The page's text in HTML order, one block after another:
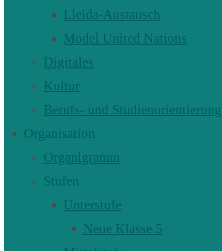
Lleida-Austausch
Model United Nations
Digitales
Kultur
Berufs- und Studienorientierung
Organisation
Organigramm
Stufen
Unterstufe
Neue Klasse 5